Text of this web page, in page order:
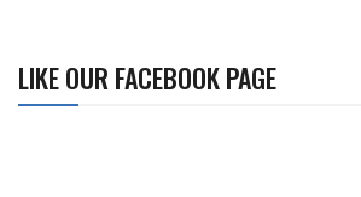
LIKE OUR FACEBOOK PAGE